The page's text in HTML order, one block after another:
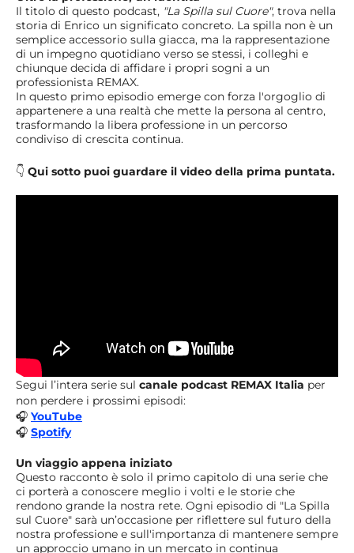
Il titolo di questo podcast, "La Spilla sul Cuore", trova nella
storia di Enrico un significato concreto. La spilla non è un
semplice accessorio sulla giacca, ma la rappresentazione
di un impegno quotidiano verso se stessi, i colleghi e
chiunque decida di affidare i propri sogni a un
professionista REMAX.
In questo primo episodio emerge con forza l'orgoglio di
appartenere a una realtà che mette la persona al centro,
trasformando la libera professione in un percorso
condiviso di crescita continua.
👇 Qui sotto puoi guardare il video della prima puntata.
Segui l’intera serie sul canale podcast REMAX Italia per
non perdere i prossimi episodi:
🎧 YouTube
🎧 Spotify
Un viaggio appena iniziato
Questo racconto è solo il primo capitolo di una serie che
ci porterà a conoscere meglio i volti e le storie che
rendono grande la nostra rete. Ogni episodio di "La Spilla
sul Cuore" sarà un’occasione per riflettere sul futuro della
nostra professione e sull'importanza di mantenere sempre
un approccio umano in un mercato in continua